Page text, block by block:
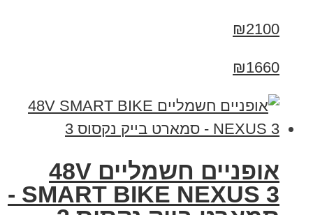
₪2100
₪1660
אופניים חשמליים 48V
SMART BIKE NEXUS 3 -